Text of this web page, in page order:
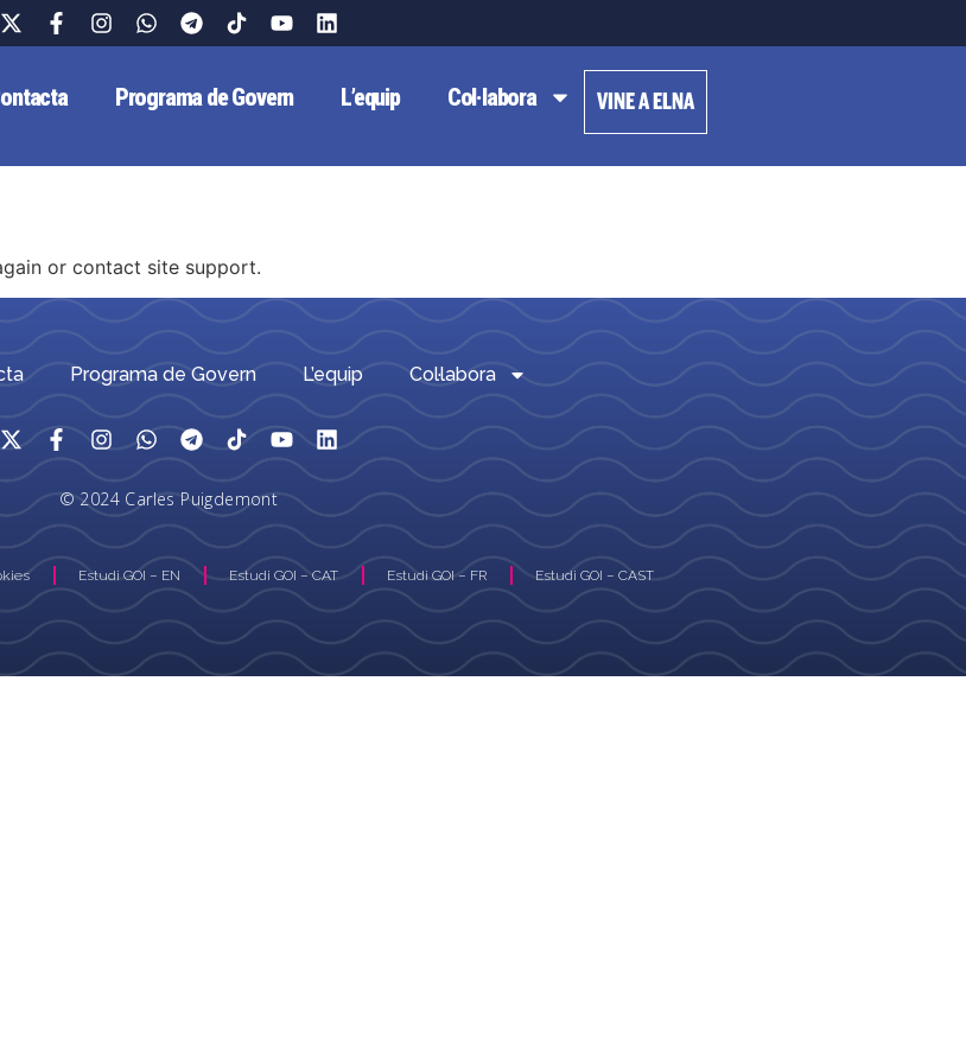
Programa de Govern L’equip Col·labora VINE A ELNA
or contact site support.
Programa de Govern L’equip Col·labora
© 2024 Carles Puigdemont
Estudi GOI – EN Estudi GOI – CAT Estudi GOI – FR Estudi GOI – CAST